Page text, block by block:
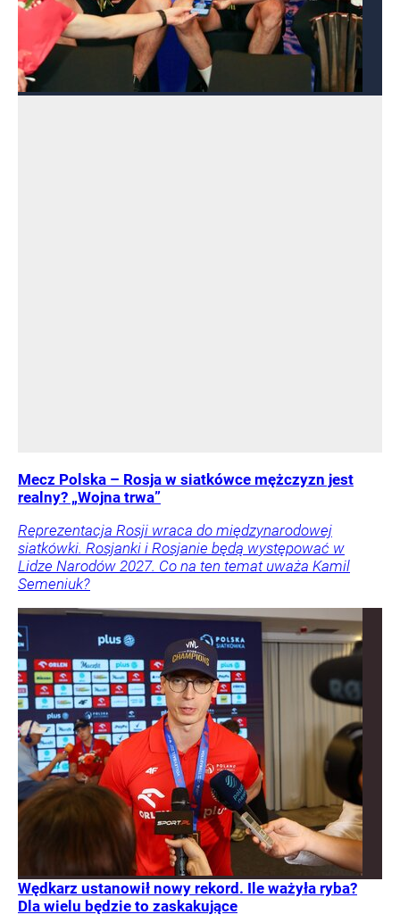
Mecz Polska – Rosja w siatkówce mężczyzn jest
realny? „Wojna trwa”
Reprezentacja Rosji wraca do międzynarodowej
siatkówki. Rosjanki i Rosjanie będą występować w
Lidze Narodów 2027. Co na ten temat uważa Kamil
Semeniuk?
Wędkarz ustanowił nowy rekord. Ile ważyła ryba?
Dla wielu będzie to zaskakujące